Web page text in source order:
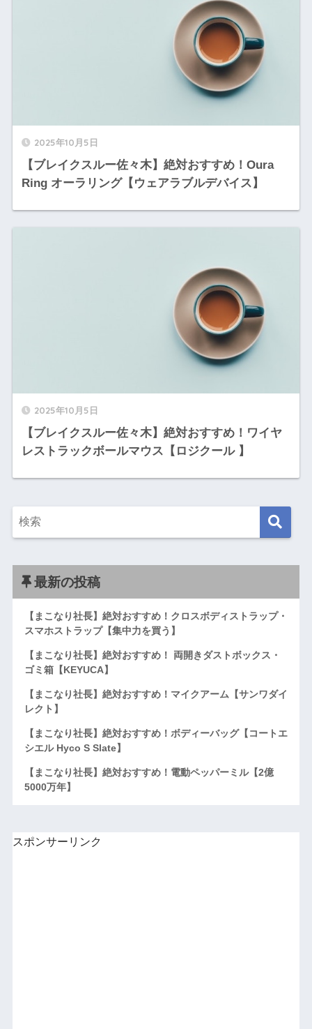
2025年10月5日
【ブレイクスルー佐々木】絶対おすすめ！Oura
Ring オーラリング【ウェアラブルデバイス】
2025年10月5日
【ブレイクスルー佐々木】絶対おすすめ！ワイヤ
レストラックボールマウス【ロジクール 】
最新の投稿
【まこなり社長】絶対おすすめ！クロスボディストラップ・
スマホストラップ【集中力を買う】
【まこなり社長】絶対おすすめ！ 両開きダストボックス・
ゴミ箱【KEYUCA】
【まこなり社長】絶対おすすめ！マイクアーム【サンワダイ
レクト】
【まこなり社長】絶対おすすめ！ボディーバッグ【コートエ
シエル Hyco S Slate】
【まこなり社長】絶対おすすめ！電動ペッパーミル【2億
5000万年】
スポンサーリンク